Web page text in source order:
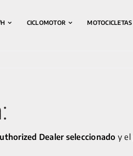
CICLOMOTOR MOTOCICLETAS
Dealer seleccionado y el